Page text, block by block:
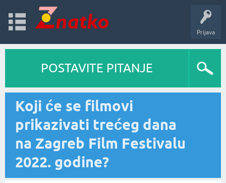
Prijava
POSTAVITE PITANJE
Koji će se filmovi
prikazivati trećeg dana
na Zagreb Film Festivalu
2022. godine?